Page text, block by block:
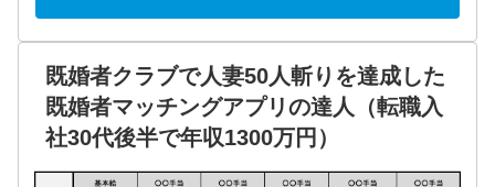
既婚者クラブで人妻50人斬りを達成した
既婚者マッチングアプリの達人（転職入
社30代後半で年収1300万円）